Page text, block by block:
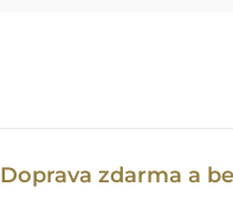
Doprava zdarma a